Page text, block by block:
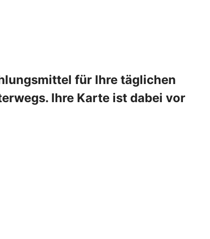
für Ihre täglichen
Ihre Karte ist dabei vor